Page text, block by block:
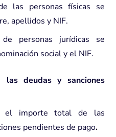
las personas físicas se
apellidos y NIF.
personas jurídicas se
social y el NIF.
las deudas y sanciones
el importe total de las
pendientes de pago.